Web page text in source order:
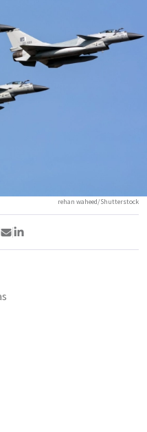
rehan waheed/Shutterstock